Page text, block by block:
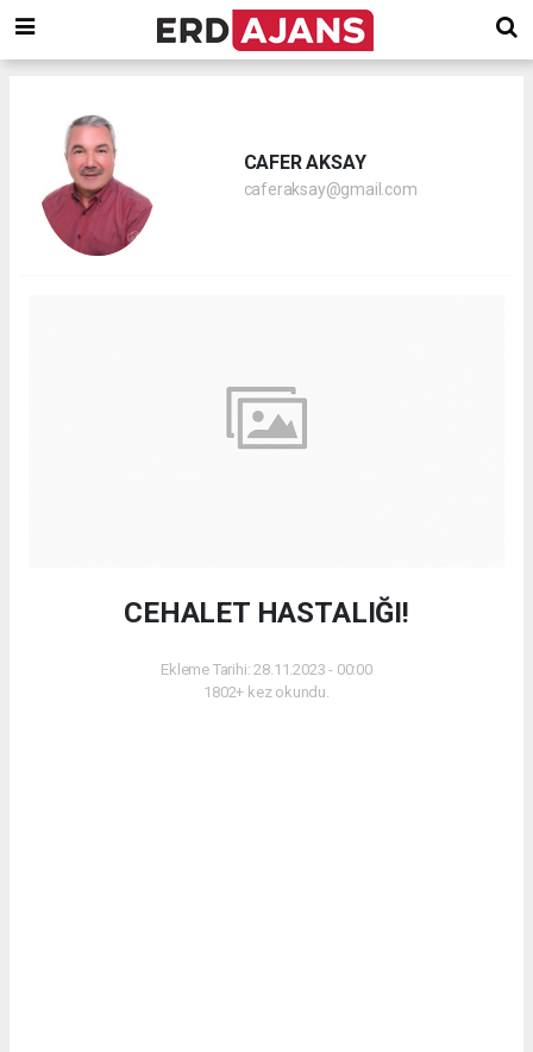
CAFER AKSAY
caferaksay@gmail.com
CEHALET HASTALIĞI!
Ekleme Tarihi: 28.11.2023 - 00:00
1802+ kez okundu.